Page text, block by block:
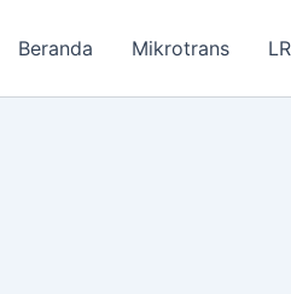
Beranda Mikrotrans